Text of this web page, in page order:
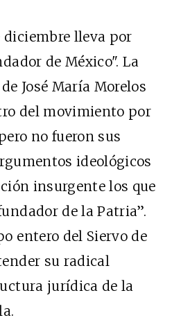
diciembre lleva por
de México". La
José María Morelos
del movimiento por
no fueron sus
ideológicos
insurgente los que
de la Patria”.
entero del Siervo de
su radical
jurídica de la